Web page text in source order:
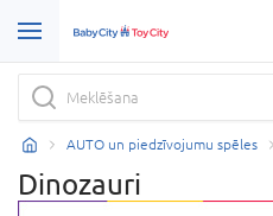
AUTO un piedzīvojumu spēles
Dinozauri